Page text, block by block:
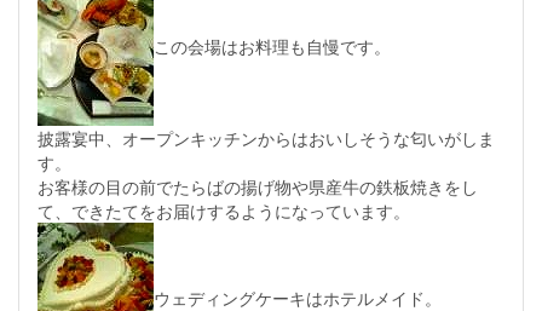
この会場はお料理も自慢です。
披露宴中、オープンキッチンからはおいしそうな匂いがしま
す。
お客様の目の前でたらばの揚げ物や県産牛の鉄板焼きをし
て、できたてをお届けするようになっています。
ウェディングケーキはホテルメイド。